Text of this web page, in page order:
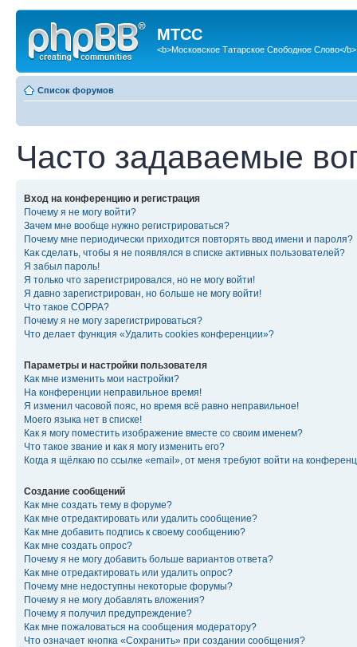
МТСС
<b>Московское Татарское Свободное Слово</b>
Список форумов
Часто задаваемые
Вход на конференцию и регистрация
Почему я не могу войти?
Зачем мне вообще нужно регистрироваться?
Почему мне периодически приходится повторять ввод имени и пароля?
Как сделать, чтобы я не появлялся в списке активных пользователей?
Я забыл пароль!
Я только что зарегистрировался, но не могу войти!
Я давно зарегистрирован, но больше не могу войти!
Что такое COPPA?
Почему я не могу зарегистрироваться?
Что делает функция «Удалить cookies конференции»?
Параметры и настройки пользователя
Как мне изменить мои настройки?
На конференции неправильное время!
Я изменил часовой пояс, но время всё равно неправильное!
Моего языка нет в списке!
Как я могу поместить изображение вместе со своим именем?
Что такое звание и как я могу изменить его?
Когда я щёлкаю по ссылке «email», от меня требуют войти на
Создание сообщений
Как мне создать тему в форуме?
Как мне отредактировать или удалить сообщение?
Как мне добавить подпись к своему сообщению?
Как мне создать опрос?
Почему я не могу добавить больше вариантов ответа?
Как мне отредактировать или удалить опрос?
Почему мне недоступны некоторые форумы?
Почему я не могу добавлять вложения?
Почему я получил предупреждение?
Как мне пожаловаться на сообщения модератору?
Что означает кнопка «Сохранить» при создании сообщения?